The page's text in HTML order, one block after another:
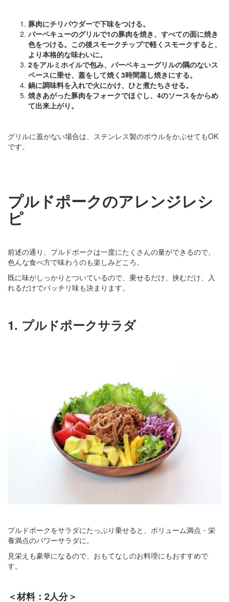
豚肉にチリパウダーで下味をつける。
バーベキューのグリルで1の豚肉を焼き、すべての面に焼き
色をつける。この後スモークチップで軽くスモークすると、
より本格的な味わいに。
2をアルミホイルで包み、バーベキューグリルの隅のないス
ペースに乗せ、蓋をして焼く3時間蒸し焼きにする。
鍋に調味料を入れで火にかけ、ひと煮たちさせる。
焼きあがった豚肉をフォークでほぐし、4のソースをからめ
て出来上がり。
グリルに蓋がない場合は、ステンレス製のボウルをかぶせてもOK
です。
プルドポークのアレンジレシ
ピ
前述の通り、プルドポークは一度にたくさんの量ができるので、
色んな食べ方で味わうのも楽しみどころ。
既に味がしっかりとついているので、乗せるだけ、挟むだけ、入
れるだけでバッチリ味も決まります。
1. プルドポークサラダ
プルドポークをサラダにたっぷり乗せると、ボリューム満点・栄
養満点のパワーサラダに。
見栄えも豪華になるので、おもてなしのお料理にもおすすめで
す。
＜材料：2人分＞